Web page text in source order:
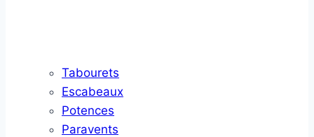
Tabourets
Escabeaux
Potences
Paravents